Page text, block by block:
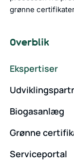
grønne
Overblik
Ekspertiser
Biogasanlæg
Grønne
Serviceportal